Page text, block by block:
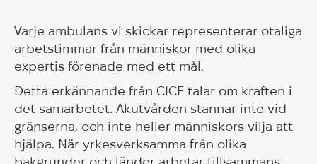
Varje ambulans vi skickar representerar otaliga
arbetstimmar från människor med olika
expertis förenade med ett mål.
Detta erkännande från CICE talar om kraften i
det samarbetet. Akutvården stannar inte vid
gränserna, och inte heller människors vilja att
hjälpa. När yrkesverksamma från olika